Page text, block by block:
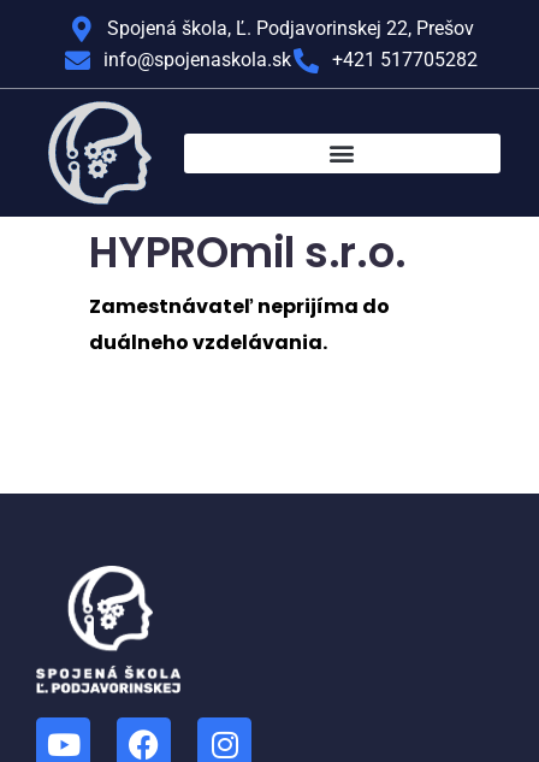
Spojená škola, Ľ. Podjavorinskej 22, Prešov
info@spojenaskola.sk
+421 517705282
HYPROmil s.r.o.
Zamestnávateľ neprijíma do
duálneho vzdelávania.